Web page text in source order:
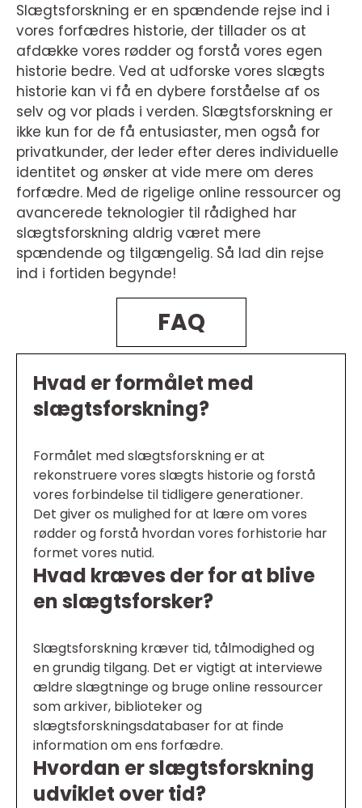
Slægtsforskning er en spændende rejse ind i
vores forfædres historie, der tillader os at
afdække vores rødder og forstå vores egen
historie bedre. Ved at udforske vores slægts
historie kan vi få en dybere forståelse af os
selv og vor plads i verden. Slægtsforskning er
ikke kun for de få entusiaster, men også for
privatkunder, der leder efter deres individuelle
identitet og ønsker at vide mere om deres
forfædre. Med de rigelige online ressourcer og
avancerede teknologier til rådighed har
slægtsforskning aldrig været mere
spændende og tilgængelig. Så lad din rejse
ind i fortiden begynde!
FAQ
Hvad er formålet med
slægtsforskning?
Formålet med slægtsforskning er at
rekonstruere vores slægts historie og forstå
vores forbindelse til tidligere generationer.
Det giver os mulighed for at lære om vores
rødder og forstå hvordan vores forhistorie har
formet vores nutid.
Hvad kræves der for at blive
en slægtsforsker?
Slægtsforskning kræver tid, tålmodighed og
en grundig tilgang. Det er vigtigt at interviewe
ældre slægtninge og bruge online ressourcer
som arkiver, biblioteker og
slægtsforskningsdatabaser for at finde
information om ens forfædre.
Hvordan er slægtsforskning
udviklet over tid?